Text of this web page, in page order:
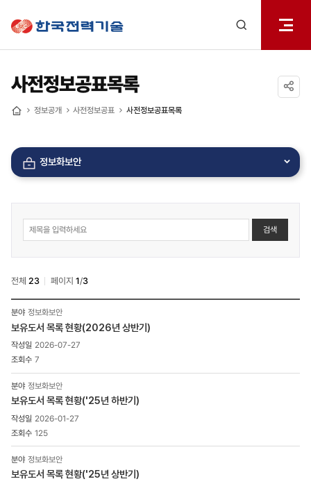
열기
사전정보공표목록
정보공개 사전정보공표 사전정보공표목록
정보화보안
사전정보공표
게시물
검색
검색
전체 23 페이지 1/3
게시물
게시판
상세
목록
-
번호,
제목,
첨부파일
으로
정보화보안
보유도서 목록 현황(2026년 상반기)
2026-07-27
7
정보화보안
보유도서 목록 현황('25년 하반기)
2026-01-27
125
정보화보안
보유도서 목록 현황('25년 상반기)